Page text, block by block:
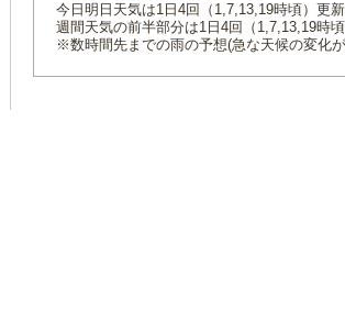
今日明日天気は1日4回（1,7,13,19時頃）更新
週間天気の前半部分は1日4回（1,7,13,19時
※数時間先までの雨の予想(急な天候の変化